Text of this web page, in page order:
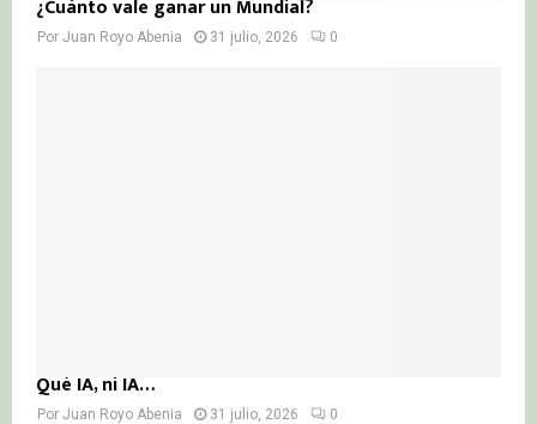
¿Cuánto vale ganar un Mundial?
Por Juan Royo Abenia 31 julio, 2026 0
Qué IA, ni IA…
Por Juan Royo Abenia 31 julio, 2026 0